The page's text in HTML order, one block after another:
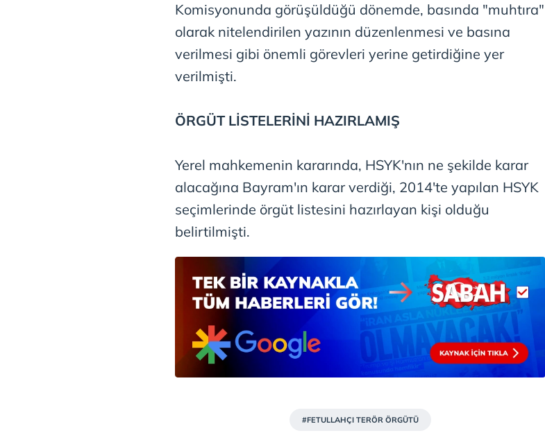
Komisyonunda görüşüldüğü dönemde, basında "muhtıra"
olarak nitelendirilen yazının düzenlenmesi ve basına
verilmesi gibi önemli görevleri yerine getirdiğine yer
verilmişti.
ÖRGÜT LİSTELERİNİ HAZIRLAMIŞ
Yerel mahkemenin kararında, HSYK'nın ne şekilde karar
alacağına Bayram'ın karar verdiği, 2014'te yapılan HSYK
seçimlerinde örgüt listesini hazırlayan kişi olduğu
belirtilmişti.
#FETULLAHÇI TERÖR ÖRGÜTÜ